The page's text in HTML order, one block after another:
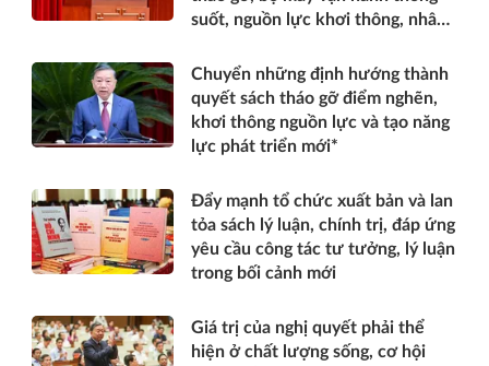
suốt, nguồn lực khơi thông, nhân
hơn*
Chuyển những định hướng thành
quyết sách tháo gỡ điểm nghẽn,
khơi thông nguồn lực và tạo năng
lực phát triển mới*
Đẩy mạnh tổ chức xuất bản và lan
tỏa sách lý luận, chính trị, đáp ứng
yêu cầu công tác tư tưởng, lý luận
trong bối cảnh mới
Giá trị của nghị quyết phải thể
hiện ở chất lượng sống, cơ hội